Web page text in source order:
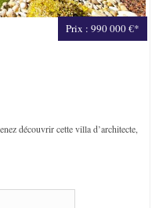
Prix : 990 000 €*
découvrir cette villa d’architecte,